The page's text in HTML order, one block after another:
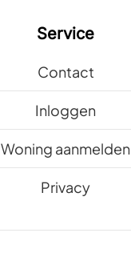
Service
Contact
Inloggen
Woning aanmelden
Privacy